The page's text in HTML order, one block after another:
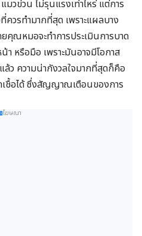
วข่วน ไม่รุนแรงเท่าไหร่ แต่การ
วรทำมากที่สุด เพราะแผลบาง
คุณหมอจะทำการประเมินการบาด
หรือมือ เพราะมันอาจมีโอกาส
ว ความน่ากังวลใจมากที่สุดก็คือ
ชื้อได้ ซึ่งสัญญาณเตือนของการ
โฆษณา